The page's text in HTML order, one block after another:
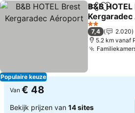
Populaire keuze
Delen
B&B
Prijzen
2 Sterren
7,4
2.020
5.2 km vanaf
Van € 48
Bekijk prijzen van 14 sites